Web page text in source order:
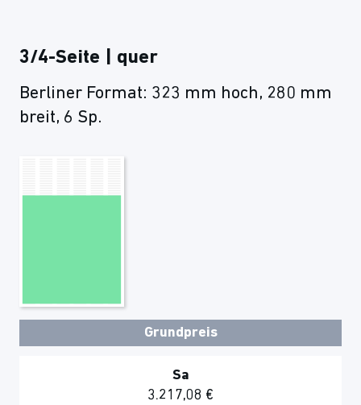
3/4-Seite | quer
Berliner Format: 323 mm hoch, 280 mm
breit, 6 Sp.
Grundpreis
Sa
3.217,08 €